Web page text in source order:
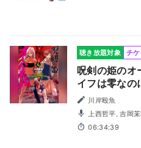
聴き放題対象 チ
呪剣の姫のオ
イフは零なの
川岸殴魚
上西哲平, 吉岡茉祐, 星乃葉月, 久遠エリサ, 鈴木悠生, 土
田玲央, 若林佑, 真生
06:34:39